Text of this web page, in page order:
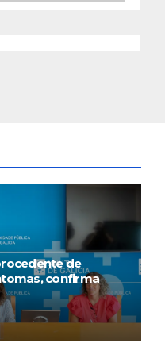
de
confirma